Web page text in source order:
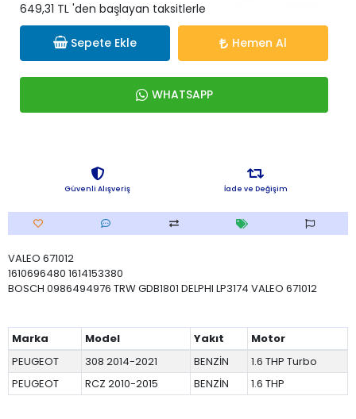
649,31 TL 'den başlayan taksitlerle
Sepete Ekle Hemen Al
WHATSAPP
Güvenli Alışveriş İade ve Değişim
VALEO 671012
1610696480 1614153380
BOSCH 0986494976 TRW GDB1801 DELPHI LP3174 VALEO 671012
Marka Model Yakıt
Motor
PEUGEOT
308 2014-2021 BENZİN
1.6 THP Turbo
PEUGEOT
RCZ 2010-2015 BENZİN 1.6 THP